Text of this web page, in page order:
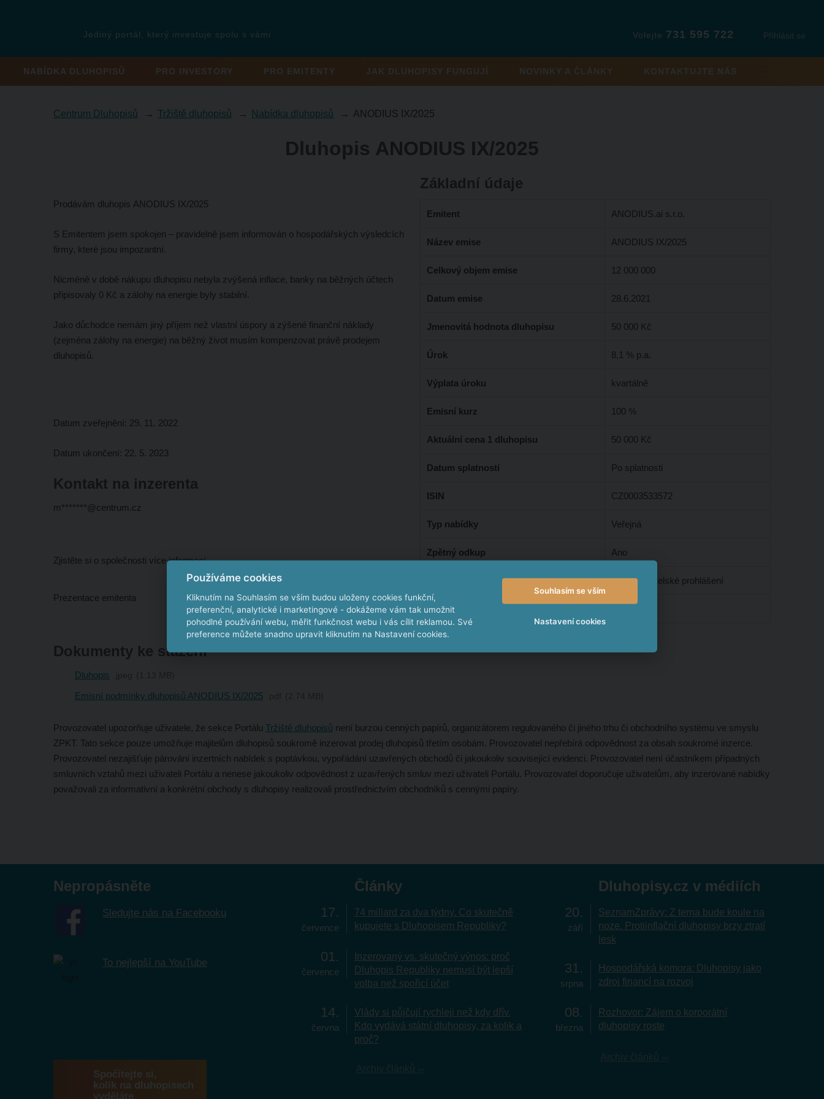
Jediný portál, který investuje spolu s vámi Přihlásit se
Volejte 731 595 722
NABÍDKA DLUHOPISŮ PRO INVESTORY PRO EMITENTY JAK DLUHOPISY FUNGUJÍ NOVINKY A ČLÁNKY KONTAKTUJTE NÁS
Centrum Dluhopisů Tržiště dluhopisů Nabídka dluhopisů ANODIUS IX/2025
Dluhopis ANODIUS IX/2025
Prodávám dluhopis ANODIUS IX/2025
S Emitentem jsem spokojen – pravidelně jsem informován o hospodářských výsledcích
firmy, které jsou impozantní.
Nicméně v době nákupu dluhopisu nebyla zvýšená inflace, banky na běžných účtech
připisovaly 0 Kč a zálohy na energie byly stabilní.
Jako důchodce nemám jiný příjem než vlastní úspory a zýšené finanční náklady
(zejména zálohy na energie) na běžný život musím kompenzovat právě prodejem
dluhopisů.
Datum zveřejnění: 29. 11. 2022
Datum ukončení: 22. 5. 2023
Kontakt na inzerenta
m*******@centrum.cz
Zjistěte si o společnosti více informací.
Prezentace emitenta
Dokumenty ke stažení
Dluhopis
Emisní podmínky dluhopisů ANODIUS IX/2025
Základní údaje
Emitent ANODIUS.ai s.r.o.
Název emise ANODIUS IX/2025
Celkový objem emise 12 000 000
Datum emise 28.6.2021
Jmenovitá hodnota dluhopisu 50 000 Kč
Úrok 8,1 % p.a.
Výplata úroku kvartálně
Emisní kurz 100 %
Aktuální cena 1 dluhopisu 50 000 Kč
Datum splatnosti Po splatnosti
ISIN CZ0003533572
Typ nabídky Veřejná
Zpětný odkup Ano
Dodatečné zajištění Ano – Ručitelské prohlášení
Převoditelnost dluhopisu
Provozovatel upozorňuje uživatele, že sekce Portálu Tržiště dluhopisů není burzou cenných papírů, organizátorem regulovaného či jiného trhu či obchodního systému ve smyslu
ZPKT. Tato sekce pouze umožňuje majitelům dluhopisů soukromě inzerovat prodej dluhopisů třetím osobám. Provozovatel nepřebírá odpovědnost za obsah soukromé inzerce.
Provozovatel nezajišťuje párování inzertních nabídek s poptávkou, vypořádání uzavřených obchodů či jakoukoliv související evidenci. Provozovatel není účastníkem případných
smluvních vztahů mezi uživateli Portálu a nenese jakoukoliv odpovědnost z uzavřených smluv mezi uživateli Portálu. Provozovatel doporučuje uživatelům, aby inzerované nabídky
považovali za informativní a konkrétní obchody s dluhopisy realizovali prostřednictvím obchodníků s cennými papíry.
Nepropásněte
Sledujte nás na Facebooku
To nejlepší na YouTube
Spočítejte si,
kolik na dluhopisech
vyděláte
Články
17
července
74 miliard za dva týdny. Co skutečně
kupujete s Dluhopisem Republiky?
01
července
Inzerovaný vs. skutečný výnos: proč
Dluhopis Republiky nemusí být lepší
volba než spořicí účet
14
června
Vlády si půjčují rychleji než kdy dřív.
Kdo vydává státní dluhopisy, za kolik a
proč?
Dluhopisy.cz v médiích
20
září
SeznamZprávy: Z terna bude koule na
noze. Protiinflační dluhopisy brzy ztratí
lesk
31
srpna
Hospodářská komora: Dluhopisy jako
zdroj financí na rozvoj
08
března
Rozhovor: Zájem o korporátní
dluhopisy roste
Používáme cookies
Kliknutím na Souhlasím se vším budou uloženy cookies funkční,
preferenční, analytické i marketingové - dokážeme vám tak umožnit
pohodlné používání webu, měřit funkčnost webu i vás cílit reklamou. Své
preference můžete snadno upravit kliknutím na Nastavení cookies.
Souhlasím se vším
Nastavení cookies